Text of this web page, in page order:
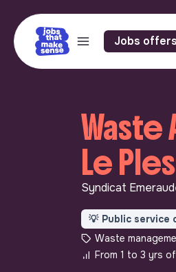
Jobs offers
Le
Syndicat
💡 Public service
Waste
From 1 to 3 yrs